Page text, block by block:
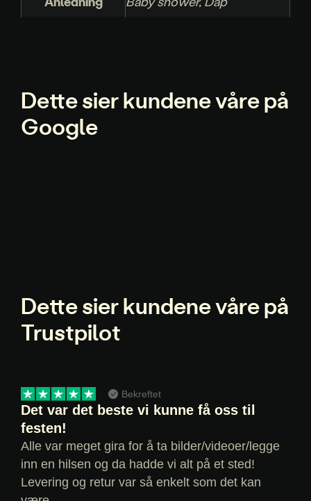
Dette sier kundene våre på
Google
Dette sier kundene våre på
Trustpilot
Bekreftet
Det var det beste vi kunne få oss til
festen!
Alle var meget gira for å ta bilder/videoer/legge
inn en hilsen og da hadde vi alt på et sted!
Levering og retur var så enkelt som det kan